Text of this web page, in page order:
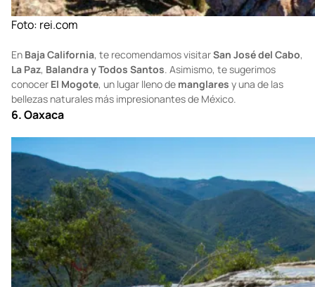
Foto:rei.com
En Baja California
La Paz,Balandra y Todos Santos. Asimismo, te sugerimos
conocer
bellezas naturales más impresionantes de México.
6. Oaxaca